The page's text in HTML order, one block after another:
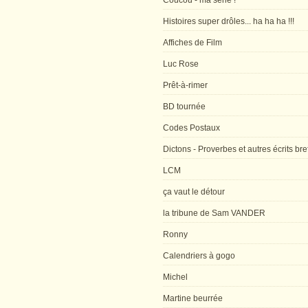
Histoires super drôles... ha ha ha !!!
Affiches de Film
Luc Rose
Prêt-à-rimer
BD tournée
Codes Postaux
Dictons - Proverbes et autres écrits
LCM
ça vaut le détour
la tribune de Sam VANDER
Ronny
Calendriers à gogo
Michel
Martine beurrée